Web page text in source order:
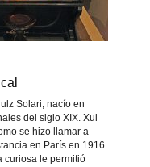
Solari, nacío en
del siglo XIX. Xul
se hizo llamar a
en París en 1916.
curiosa le permitió